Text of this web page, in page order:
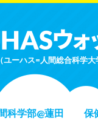
ユーハス=人間総合科学
科学部@蓮田 保